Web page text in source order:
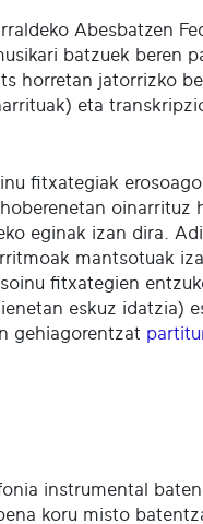
Abesbatzen
batzuek beren
horretan jatorrizko
eta
fitxategiak
oinarrituz
eginak izan dira.
mantsotuak
fitxategien
eskuz idatzia)
gehiagorentzat
instrumental
koru misto